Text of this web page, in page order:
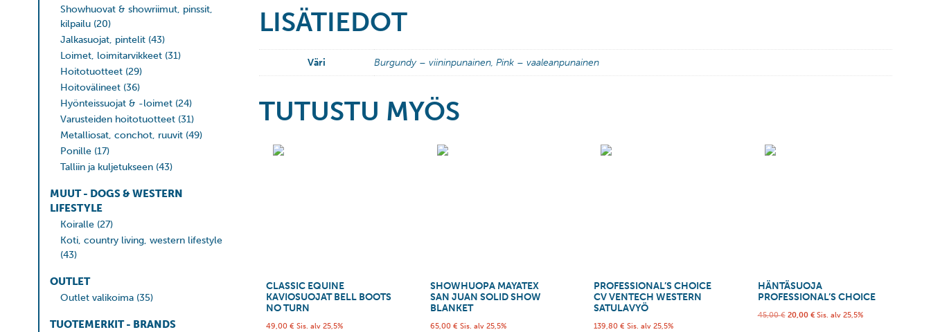
Showhuovat & showriimut, pinssit,
kilpailu (20)
Jalkasuojat, pintelit (43)
Loimet, loimitarvikkeet (31)
Hoitotuotteet (29)
Hoitovälineet (36)
Hyönteissuojat & -loimet (24)
Varusteiden hoitotuotteet (31)
Metalliosat, conchot, ruuvit (49)
Ponille (17)
Talliin ja kuljetukseen (43)
MUUT - DOGS & WESTERN
LIFESTYLE
Koiralle (27)
Koti, country living, western lifestyle
(43)
OUTLET
Outlet valikoima (35)
TUOTEMERKIT - BRANDS
LISÄTIEDOT
Väri Burgundy – viininpunainen, Pink – vaaleanpunainen
TUTUSTU MYÖS
CLASSIC EQUINE
KAVIOSUOJAT BELL BOOTS
NO TURN
49,00€ Sis. alv 25,5%
SHOWHUOPA MAYATEX
SAN JUAN SOLID SHOW
BLANKET
65,00 € Sis. alv 25,5%
PROFESSIONAL’S CHOICE
CV VENTECH WESTERN
SATULAVYÖ
139,80€ Sis. alv 25,5%
HÄNTÄSUOJA
PROFESSIONAL’S CHOICE
45,00€ 20,00 € Sis. alv 25,5%